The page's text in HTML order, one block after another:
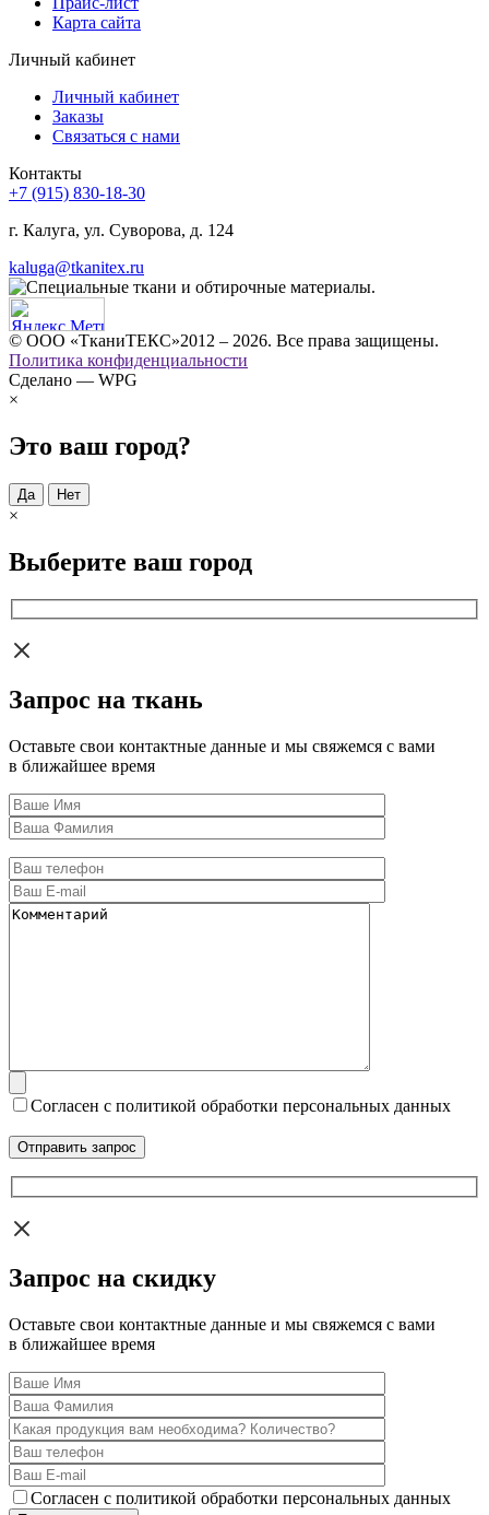
Карта сайта
Личный кабинет
Личный кабинет
Заказы
Связаться с нами
Контакты
+7 (915) 830-18-30
г. Калуга, ул. Суворова, д. 124
kaluga@tkanitex.ru
© ООО «ТканиТЕКС»2012 – 2026. Все права защищены.
Политика конфиденциальности
Сделано — WPG
×
Это ваш город?
Да Нет
×
Выберите ваш город
Запрос на ткань
Оставьте свои контактные данные и мы свяжемся с вами
в ближайшее время
Согласен с политикой обработки персональных данных
Запрос на скидку
Оставьте свои контактные данные и мы свяжемся с вами
в ближайшее время
Согласен с политикой обработки персональных данных